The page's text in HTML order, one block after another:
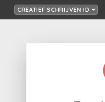
CREATIEF SCHRIJVEN ID